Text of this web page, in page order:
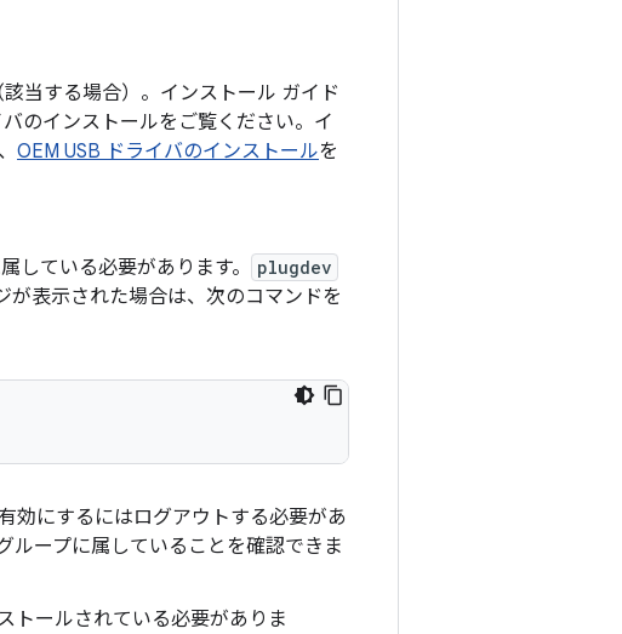
当する場合）。インストール ガイド
のインストールをご覧ください。イ
OEM USB ドライバのインストールを
している必要があります。 plugdev
が表示された場合は、次のコマンドを
効にするにはログアウトする必要があ
ループに属していることを確認できま
トールされている必要がありま